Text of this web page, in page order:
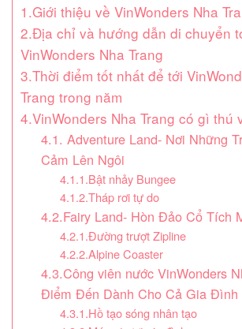
1.Giới thiệu về VinWonders Nha
2.Địa chỉ và hướng dẫn di chuyển
VinWonders Nha Trang
3.Thời điểm tốt nhất để tới
Trang trong năm
4.VinWonders Nha Trang có gì thú
4.1. Adventure Land- Nơi Những
Cảm Lên Ngôi
4.1.1.Bật nhảy Bungee
4.1.2.Tháp rơi tự do
4.2.Fairy Land- Hòn Đảo Cổ Tích
4.2.1.Đường trượt Zipline
4.2.2.Alpine Coaster
4.3.Công viên nước VinWonders
Điểm Đến Dành Cho Cả Gia Đình
4.3.1.Hồ tạo sóng nhân tạo